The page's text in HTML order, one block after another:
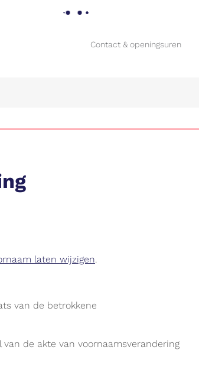
Contact & openingsuren
laten wijzigen.
van de betrokkene
de akte van voornaamsverandering